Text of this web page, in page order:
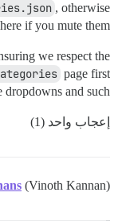
, otherwise
if you mute them.
we respect the
page first.
and such.
إعجاب واحد (1)
(Vinoth Kannan)